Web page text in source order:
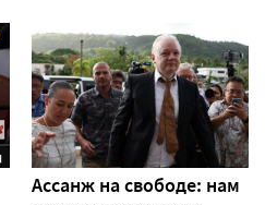
Ассанж на свободе: нам